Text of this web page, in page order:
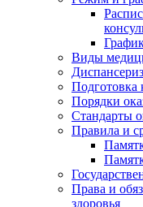
Виды
Подготовка
Порядки
Стандарты
Правила и
Права и
здоровья